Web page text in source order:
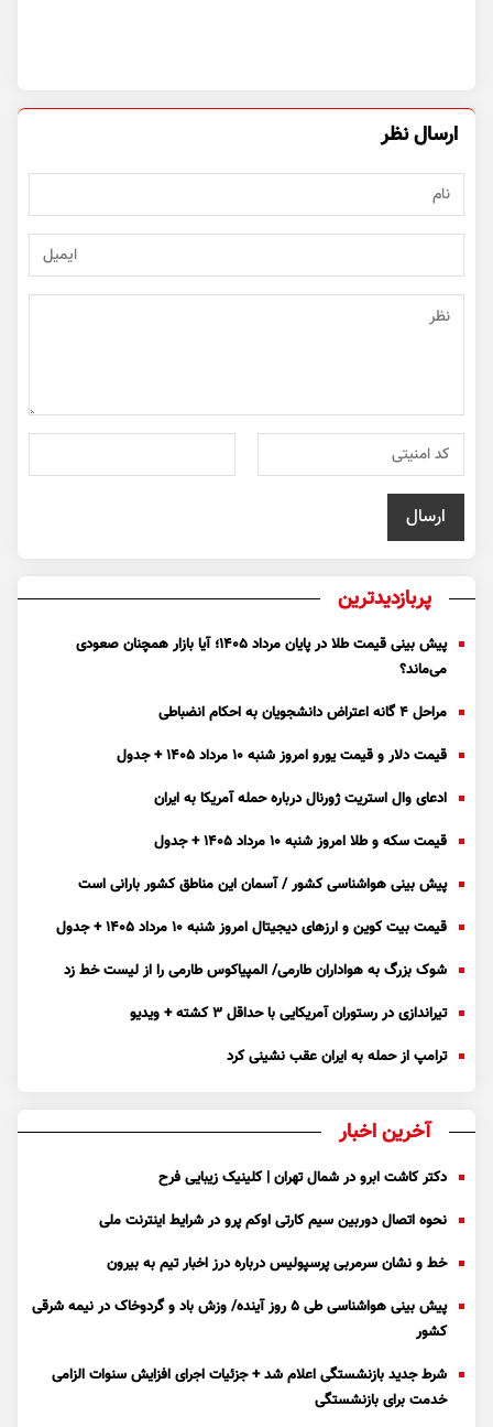
ارسال نظر
پربازدیدترین
پیش بینی قیمت طلا در پایان مرداد 1405؛ آیا بازار همچنان صعودی
می‌ماند؟
مراحل ۴ گانه اعتراض دانشجویان به احکام انضباطی
قیمت دلار و قیمت یورو امروز شنبه ۱۰ مرداد ۱۴۰۵ + جدول
ادعای وال استریت ژورنال درباره حمله آمریکا به ایران
قیمت سکه و طلا امروز شنبه ۱۰ مرداد ۱۴۰۵ + جدول
پیش بینی هواشناسی کشور / آسمان این مناطق کشور بارانی است
قیمت بیت کوین و ارز‌های دیجیتال امروز شنبه ۱۰ مرداد ۱۴۰۵ + جدول
شوک بزرگ به هواداران طارمی/ المپیاکوس طارمی را از لیست خط زد
تیراندازی در رستوران آمریکایی با حداقل ۳ کشته + ویدیو
ترامپ از حمله به ایران عقب نشینی کرد
آخرین اخبار
دکتر کاشت ابرو در شمال تهران | کلینیک زیبایی فرح
نحوه اتصال دوربین سیم کارتی اوکم پرو در شرایط اینترنت ملی
خط و نشان سرمربی پرسپولیس درباره درز اخبار تیم به بیرون
پیش بینی هواشناسی طی ۵ روز آینده/ وزش باد و گردوخاک در نیمه شرقی
کشور
شرط جدید بازنشستگی اعلام شد + جزئیات اجرای افزایش سنوات الزامی
خدمت برای بازنشستگی